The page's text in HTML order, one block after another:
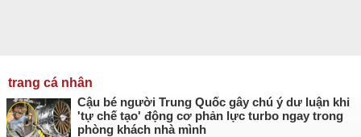
trang cá nhân
Cậu bé người Trung Quốc gây chú ý dư luận khi
'tự chế tạo' động cơ phản lực turbo ngay trong
phòng khách nhà mình